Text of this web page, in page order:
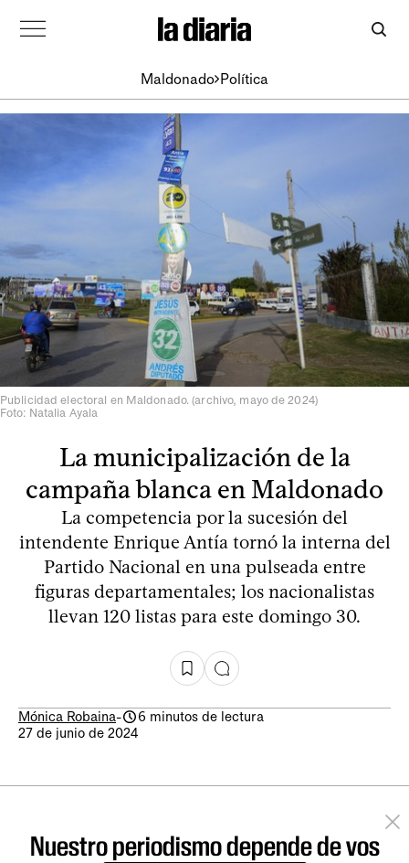
Maldonado Política
Publicidad electoral en Maldonado. (archivo, mayo de 2024)
Foto: Natalia Ayala
La municipalización de la
campaña blanca en Maldonado
La competencia por la sucesión del
intendente Enrique Antía tornó la interna del
Partido Nacional en una pulseada entre
figuras departamentales; los nacionalistas
llevan 120 listas para este domingo 30.
Mónica Robaina-
6 minutos de lectura
27 de junio de 2024
Nuestro periodismo depende de vos